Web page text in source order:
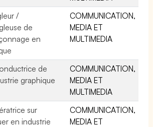
/
de
en
COMMUNICATION,
MEDIA ET
MULTIMEDIA
de
graphique
COMMUNICATION,
MEDIA ET
MULTIMEDIA
sur
en industrie
COMMUNICATION,
MEDIA ET